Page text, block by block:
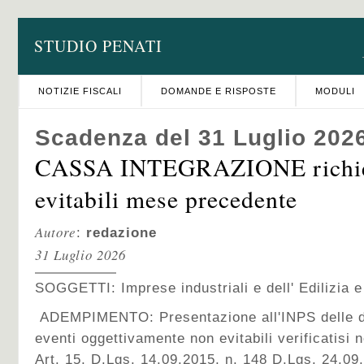
STUDIO PENATI
NOTIZIE FISCALI DOMANDE E RISPOSTE MODULI
Scadenza del 31 Luglio
CASSA INTEGRAZIONE
evitabili mese precedente
Autore: redazione
31 Luglio 2026
SOGGETTI: Imprese industriali e dell' Edilizia
ADEMPIMENTO: Presentazione all'INPS delle
eventi oggettivamente non evitabili verificatisi
Art. 15, D.Lgs. 14.09.2015, n. 148 D.Lgs.